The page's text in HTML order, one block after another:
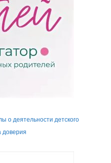
о деятельности детского
доверия